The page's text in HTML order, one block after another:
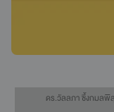
ดร.วัลลภา ซึ้งกมลพิ